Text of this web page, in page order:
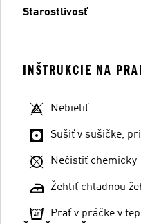
Starostlivosť
INŠTRUKCIE NA
Nebieliť
Sušiť v sušičke,
Nečistiť chemicky
Žehliť chladnou
Prať v práčke v